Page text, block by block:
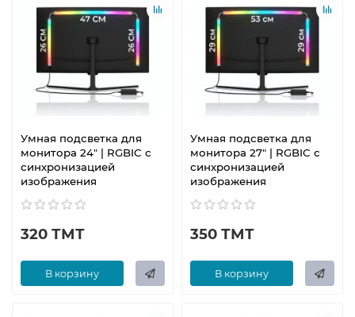
Умная подсветка для
монитора 24" | RGBIC с
синхронизацией
изображения
320 ТМТ
В корзину
Умная подсветка для
монитора 27" | RGBIC с
синхронизацией
изображения
350 ТМТ
В корзину